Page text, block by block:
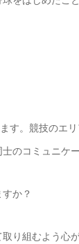
す。競技のエ
のコミュニケ
か？
り組むよう心が